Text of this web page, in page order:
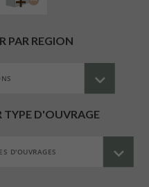
PAR REGION
TYPE D'OUVRAGE